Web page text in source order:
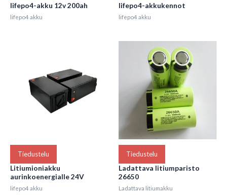
lifepo4-akku 12v 200ah
lifepo4 akku
lifepo4-akkukennot
lifepo4 akku
Tiedustelu
Litiumioniakku
aurinkoenergialle 24V
lifepo4 akku
Tiedustelu
Ladattava litiumparisto
26650
Ladattava litiumakku